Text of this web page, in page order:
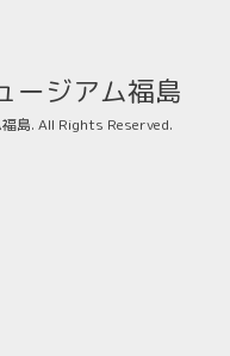
ージアム福島
島. All Rights Reserved.